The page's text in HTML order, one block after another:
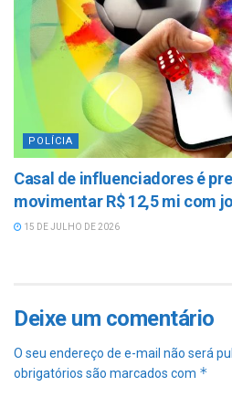
POLÍCIA
Casal de influenciadores é
movimentar R$ 12,5 mi com
15 DE JULHO DE 2026
Deixe um comentário
O seu endereço de e-mail não será
obrigatórios são marcados com *